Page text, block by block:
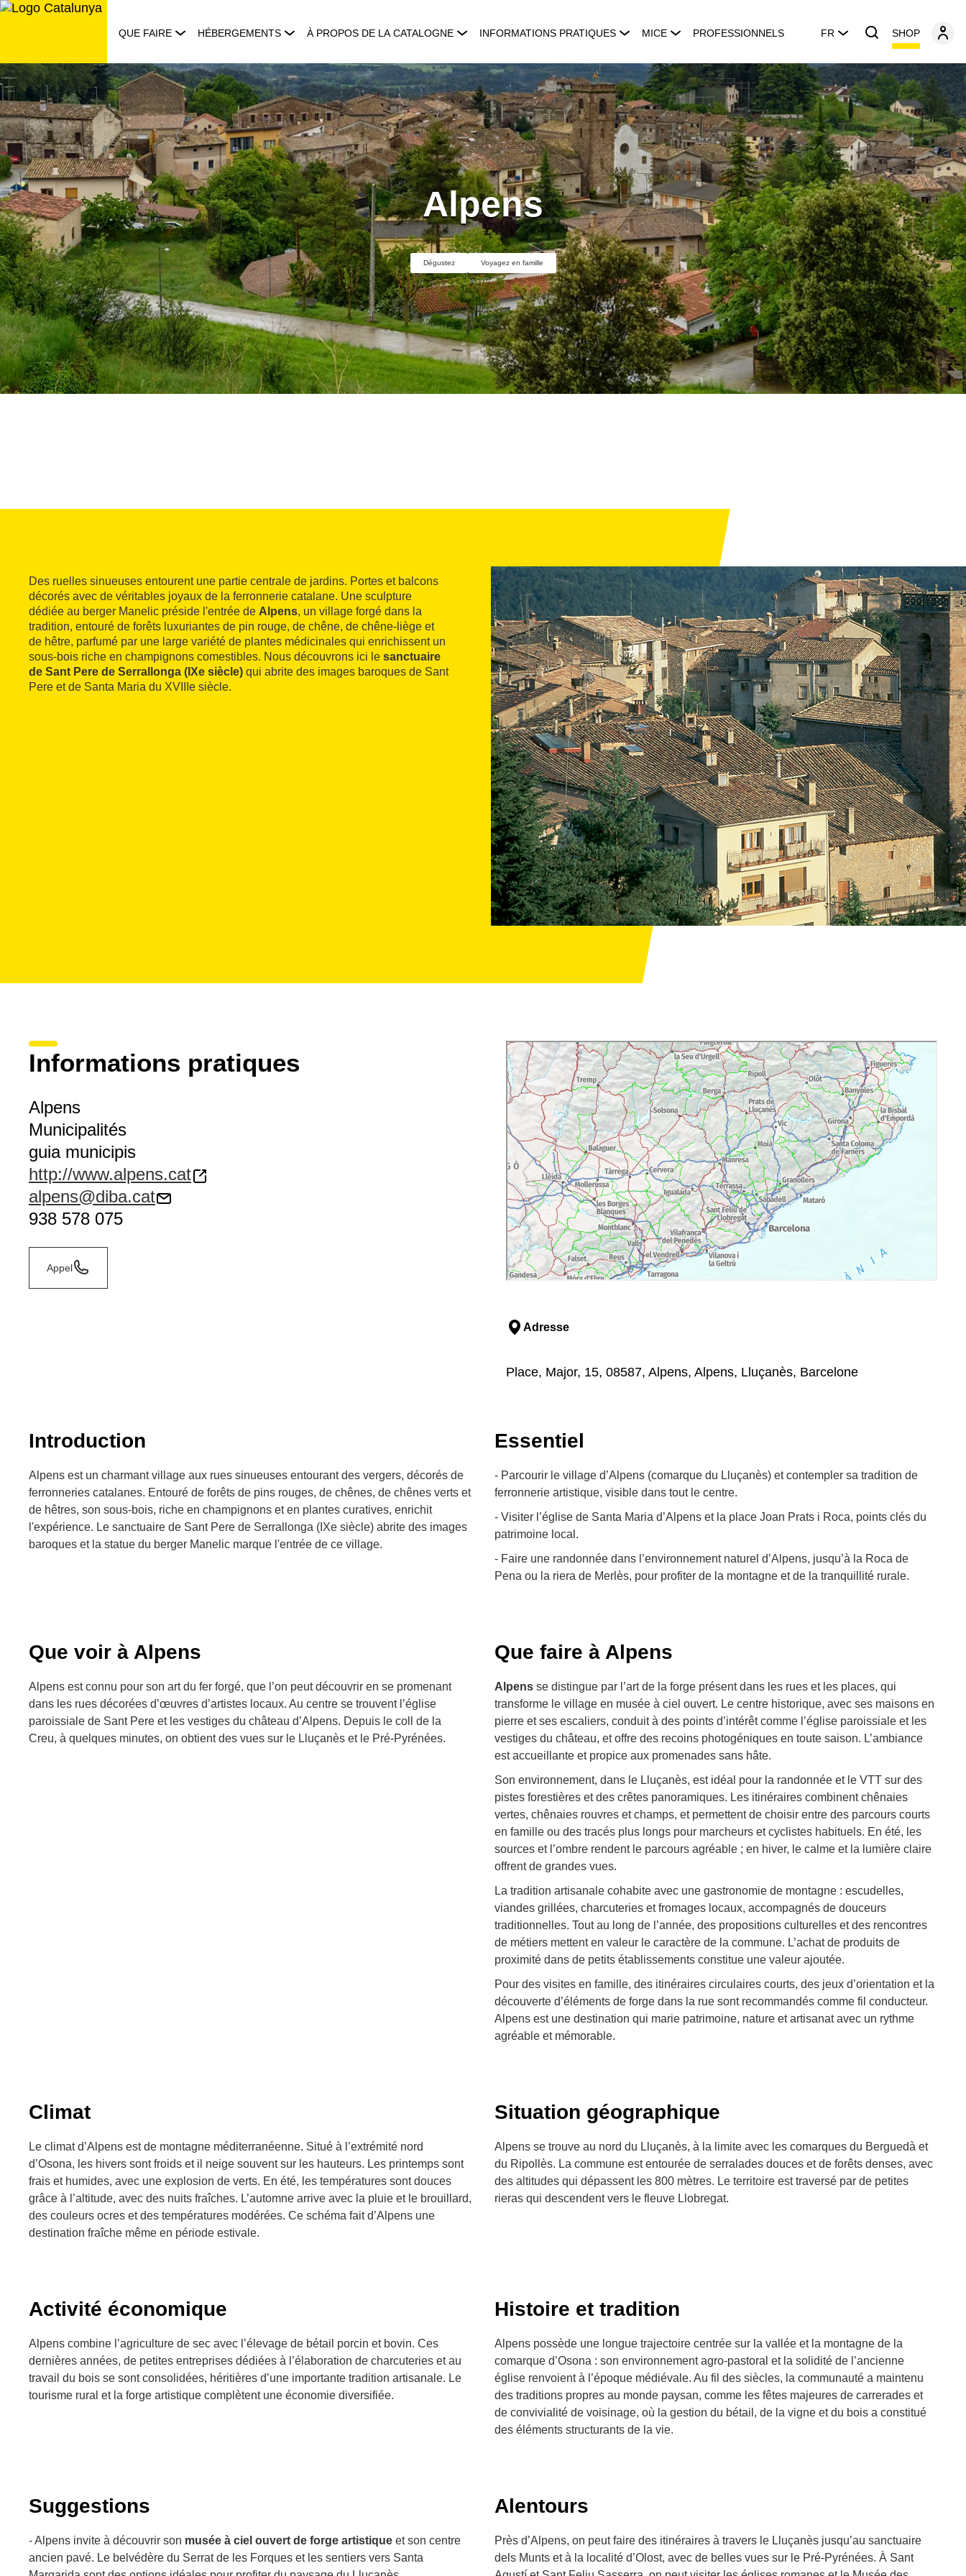
Aller
QUE FAIRE HÉBERGEMENTS À PROPOS DE LA CATALOGNE INFORMATIONS PRATIQUES MICE PROFESSIONNELS FR SHOP
Alpens
Dégustez Voyagez en famille
Des ruelles sinueuses entourent une partie centrale de jardins. Portes et balcons
décorés avec de véritables joyaux de la ferronnerie catalane. Une sculpture
dédiée au berger Manelic préside l'entrée de Alpens, un village forgé dans la
tradition, entouré de forêts luxuriantes de pin rouge, de chêne, de chêne-liège et
de hêtre, parfumé par une large variété de plantes médicinales qui enrichissent un
sous-bois riche en champignons comestibles. Nous découvrons ici le sanctuaire
de Sant Pere de Serrallonga (IXe siècle) qui abrite des images baroques de Sant
Pere et de Santa Maria du XVIIIe siècle.
Informations pratiques
Alpens
Municipalités
guia municipis
http://www.alpens.cat
alpens@diba.cat
938 578 075
Appel
Adresse
Place, Major, 15, 08587, Alpens, Alpens, Lluçanès, Barcelone
Introduction
Alpens est un charmant village aux rues sinueuses entourant des vergers, décorés de
ferronneries catalanes. Entouré de forêts de pins rouges, de chênes, de chênes verts et
de hêtres, son sous-bois, riche en champignons et en plantes curatives, enrichit
l'expérience. Le sanctuaire de Sant Pere de Serrallonga (IXe siècle) abrite des images
baroques et la statue du berger Manelic marque l'entrée de ce village.
Essentiel
- Parcourir le village d’Alpens (comarque du Lluçanès) et contempler sa tradition de
ferronnerie artistique, visible dans tout le centre.
- Visiter l’église de Santa Maria d’Alpens et la place Joan Prats i Roca, points clés du
patrimoine local.
- Faire une randonnée dans l’environnement naturel d’Alpens, jusqu’à la Roca de
Pena ou la riera de Merlès, pour profiter de la montagne et de la tranquillité rurale.
Que voir à Alpens
Alpens est connu pour son art du fer forgé, que l’on peut découvrir en se promenant
dans les rues décorées d’œuvres d’artistes locaux. Au centre se trouvent l’église
paroissiale de Sant Pere et les vestiges du château d’Alpens. Depuis le coll de la
Creu, à quelques minutes, on obtient des vues sur le Lluçanès et le Pré-Pyrénées.
Que faire à Alpens
Alpens se distingue par l’art de la forge présent dans les rues et les places, qui
transforme le village en musée à ciel ouvert. Le centre historique, avec ses maisons en
pierre et ses escaliers, conduit à des points d’intérêt comme l’église paroissiale et les
vestiges du château, et offre des recoins photogéniques en toute saison. L’ambiance
est accueillante et propice aux promenades sans hâte.
Son environnement, dans le Lluçanès, est idéal pour la randonnée et le VTT sur des
pistes forestières et des crêtes panoramiques. Les itinéraires combinent chênaies
vertes, chênaies rouvres et champs, et permettent de choisir entre des parcours courts
en famille ou des tracés plus longs pour marcheurs et cyclistes habituels. En été, les
sources et l’ombre rendent le parcours agréable ; en hiver, le calme et la lumière claire
offrent de grandes vues.
La tradition artisanale cohabite avec une gastronomie de montagne : escudelles,
viandes grillées, charcuteries et fromages locaux, accompagnés de douceurs
traditionnelles. Tout au long de l’année, des propositions culturelles et des rencontres
de métiers mettent en valeur le caractère de la commune. L’achat de produits de
proximité dans de petits établissements constitue une valeur ajoutée.
Pour des visites en famille, des itinéraires circulaires courts, des jeux d’orientation et la
découverte d’éléments de forge dans la rue sont recommandés comme fil conducteur.
Alpens est une destination qui marie patrimoine, nature et artisanat avec un rythme
agréable et mémorable.
Climat
Le climat d’Alpens est de montagne méditerranéenne. Situé à l’extrémité nord
d’Osona, les hivers sont froids et il neige souvent sur les hauteurs. Les printemps sont
frais et humides, avec une explosion de verts. En été, les températures sont douces
grâce à l’altitude, avec des nuits fraîches. L’automne arrive avec la pluie et le brouillard,
des couleurs ocres et des températures modérées. Ce schéma fait d’Alpens une
destination fraîche même en période estivale.
Situation géographique
Alpens se trouve au nord du Lluçanès, à la limite avec les comarques du Berguedà et
du Ripollès. La commune est entourée de serralades douces et de forêts denses, avec
des altitudes qui dépassent les 800 mètres. Le territoire est traversé par de petites
rieras qui descendent vers le fleuve Llobregat.
Activité économique
Alpens combine l’agriculture de sec avec l’élevage de bétail porcin et bovin. Ces
dernières années, de petites entreprises dédiées à l’élaboration de charcuteries et au
travail du bois se sont consolidées, héritières d’une importante tradition artisanale. Le
tourisme rural et la forge artistique complètent une économie diversifiée.
Histoire et tradition
Alpens possède une longue trajectoire centrée sur la vallée et la montagne de la
comarque d’Osona : son environnement agro-pastoral et la solidité de l’ancienne
église renvoient à l’époque médiévale. Au fil des siècles, la communauté a maintenu
des traditions propres au monde paysan, comme les fêtes majeures de carrerades et
de convivialité de voisinage, où la gestion du bétail, de la vigne et du bois a constitué
des éléments structurants de la vie.
Suggestions
- Alpens invite à découvrir son musée à ciel ouvert de forge artistique et son centre
ancien pavé. Le belvédère du Serrat de les Forques et les sentiers vers Santa
Alentours
Près d’Alpens, on peut faire des itinéraires à travers le Lluçanès jusqu’au sanctuaire
dels Munts et à la localité d’Olost, avec de belles vues sur le Pré-Pyrénées. À Sant